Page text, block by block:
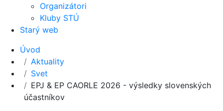
Organizátori
Kluby STÚ
Starý web
Úvod
Aktuality
Svet
EPJ & EP CAORLE 2026 - výsledky slovenských
účastníkov